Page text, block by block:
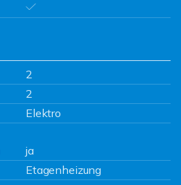
2
2
Elektro
ja
Etagenheizung